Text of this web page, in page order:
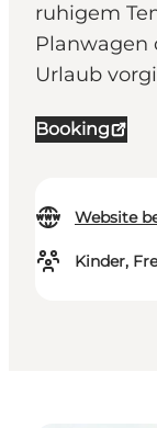
ruhigem
Planwagen
Urlaub
Booking
Website
Kinder,